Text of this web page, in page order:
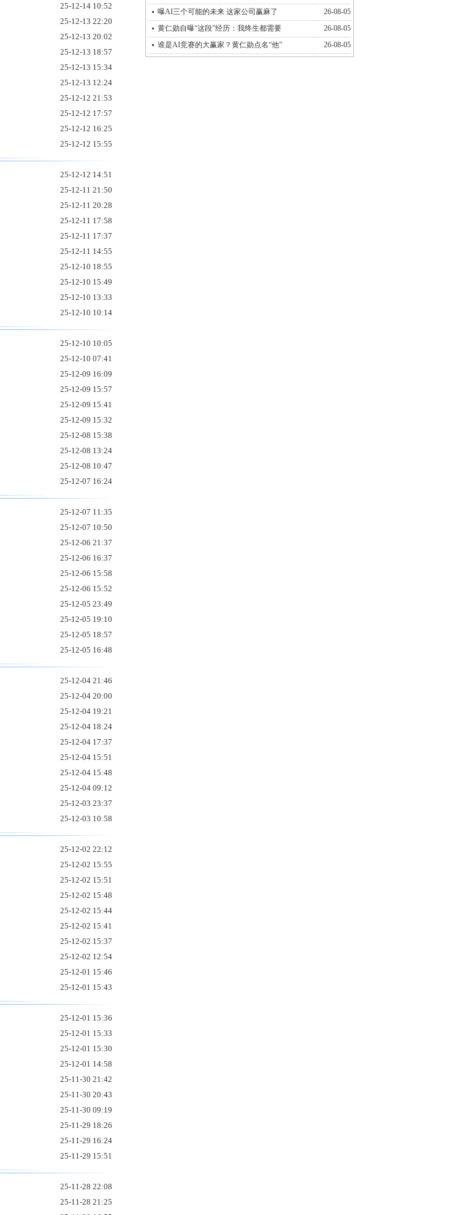
25-12-14 10:52
25-12-13 22:20
25-12-13 20:02
25-12-13 18:57
25-12-13 15:34
25-12-13 12:24
25-12-12 21:53
25-12-12 17:57
25-12-12 16:25
25-12-12 15:55
25-12-12 14:51
25-12-11 21:50
25-12-11 20:28
25-12-11 17:58
25-12-11 17:37
25-12-11 14:55
25-12-10 18:55
25-12-10 15:49
25-12-10 13:33
25-12-10 10:14
25-12-10 10:05
25-12-10 07:41
25-12-09 16:09
25-12-09 15:57
25-12-09 15:41
25-12-09 15:32
25-12-08 15:38
25-12-08 13:24
25-12-08 10:47
25-12-07 16:24
25-12-07 11:35
25-12-07 10:50
25-12-06 21:37
25-12-06 16:37
25-12-06 15:58
25-12-06 15:52
25-12-05 23:49
25-12-05 19:10
25-12-05 18:57
25-12-05 16:48
25-12-04 21:46
25-12-04 20:00
25-12-04 19:21
25-12-04 18:24
25-12-04 17:37
25-12-04 15:51
25-12-04 15:48
25-12-04 09:12
25-12-03 23:37
25-12-03 10:58
25-12-02 22:12
25-12-02 15:55
25-12-02 15:51
25-12-02 15:48
25-12-02 15:44
25-12-02 15:41
25-12-02 15:37
25-12-02 12:54
25-12-01 15:46
25-12-01 15:43
25-12-01 15:36
25-12-01 15:33
25-12-01 15:30
25-12-01 14:58
25-11-30 21:42
25-11-30 20:43
25-11-30 09:19
25-11-29 18:26
25-11-29 16:24
25-11-29 15:51
25-11-28 22:08
25-11-28 21:25
曝AI三个可能的未来 这家公司赢麻了
26-08-05
黄仁勋自曝“这段”经历：我终生都需要
26-08-05
谁是AI竞赛的大赢家？黄仁勋点名“他”
26-08-05